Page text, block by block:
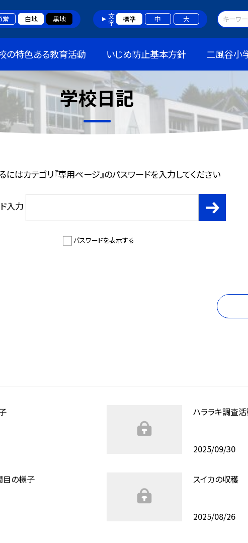
常 白地 黒地 文字 標準 中 大
の特色ある教育活動 いじめ防止基本方針 二風谷小
学校日記
にはカテゴリ『専用ページ』のパスワードを入力してください
入力
パスワードを表示する
ハララキ調査
2025/09/30
の様子 スイカの収穫
2025/08/26